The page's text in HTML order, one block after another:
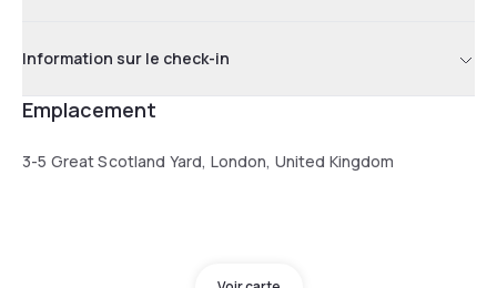
Information sur le check-in
Emplacement
3-5 Great Scotland Yard, London, United Kingdom